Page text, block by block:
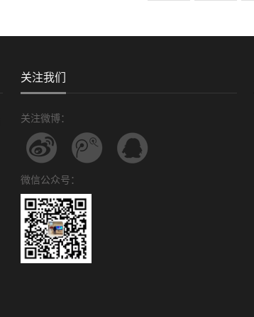
关注我们
关注微博：
微信公众号：